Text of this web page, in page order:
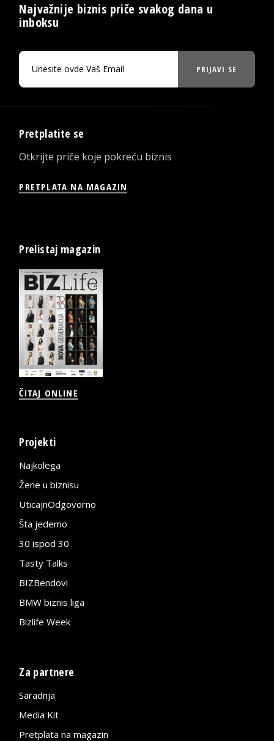
Najvažnije biznis priče svakog dana u
inboksu
PRIJAVI SE
Pretplatite se
Otkrijte priče koje pokreću biznis
PRETPLATA NA MAGAZIN
Prelistaj magazin
ČITAJ ONLINE
Projekti
Najkolega
Žene u biznisu
UticajnOdgovorno
Šta jedemo
30 ispod 30
Tasty Talks
BIZBendovi
BMW biznis liga
Bizlife Week
Za partnere
Saradnja
Media Kit
Pretplata na magazin